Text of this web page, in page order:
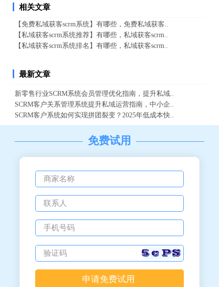
相关文章
【免费私域获客scrm系统】有哪些，免费私域获客..
【私域获客scrm系统推荐】有哪些，私域获客scrm..
【私域获客scrm系统排名】有哪些，私域获客scrm..
最新文章
新零售行业SCRM系统会员管理优化指南，提升私域..
SCRM客户关系管理系统提升私域运营指南，中小企..
SCRM客户系统如何实现拼团裂变？2025年低成本快..
免费试用